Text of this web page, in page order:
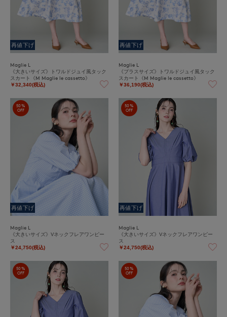
再値下げ
Maglie L
《大きいサイズ》トワルドジュイ風タック
スカート《M Maglie le cassetto》
￥32,340(税込)
再値下げ
Maglie L
《プラスサイズ》トワルドジュイ風タック
スカート《M Maglie le cassetto》
￥36,190(税込)
50%
OFF
再値下げ
Maglie L
《大きいサイズ》Vネックフレアワンピー
ス
￥24,750(税込)
50%
OFF
再値下げ
Maglie L
《大きいサイズ》Vネックフレアワンピー
ス
￥24,750(税込)
50%
OFF
50%
OFF